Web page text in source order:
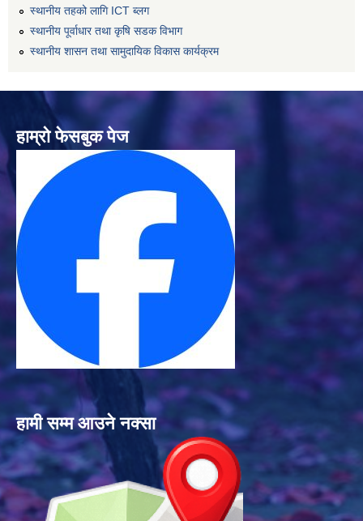
स्थानीय तहको लागि ICT ब्लग
स्थानीय पूर्वाधार तथा कृषि सडक विभाग
स्थानीय शासन तथा सामुदायिक विकास कार्यक्रम
हाम्रो फेसबुक पेज
हामी सम्म आउने नक्सा